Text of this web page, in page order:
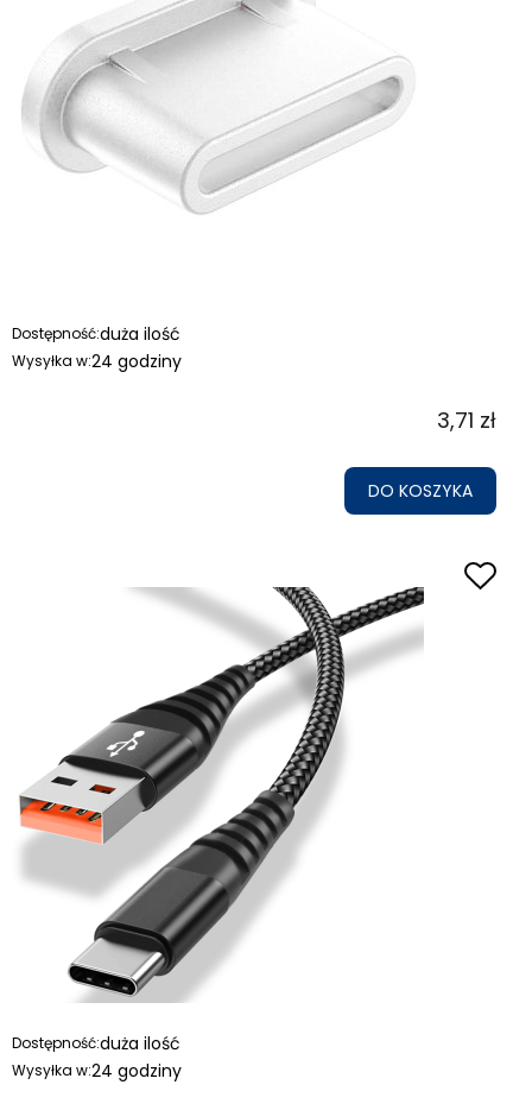
Dostępność:duża ilość
Wysyłka w:24 godziny
3,71 zł
DO KOSZYKA
Dostępność:duża ilość
Wysyłka w:24 godziny